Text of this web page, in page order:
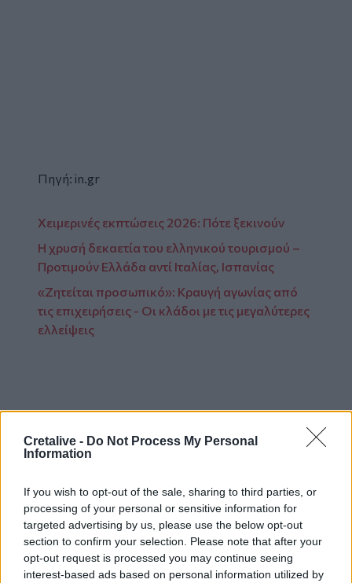
Cretalive - Do Not Process My Personal
Information
If you wish to opt-out of the sale, sharing to third parties, or
processing of your personal or sensitive information for
targeted advertising by us, please use the below opt-out
section to confirm your selection. Please note that after your
opt-out request is processed you may continue seeing
interest-based ads based on personal information utilized by
Πηγή: in.gr
Χειμερινές εκπτώσεις 2026: Πότε ξεκινούν
Η χρυσή δεκαετία του ελληνικού τουρισμού –
Προτιμούν Ελλάδα αντί Ιταλίας, Ισπανίας
«Ζητείται προσωπικό»: Κραυγή αγωνίας από
τις επιχειρήσεις - Οι κλάδοι με τις μεγαλύτερες
ελλείψεις
και
στοFacebook
Κάντε εγγραφή στο κανάλι μας στο